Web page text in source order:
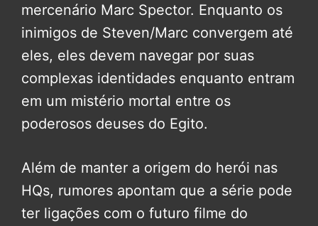
mercenário Marc Spector. Enquanto os
inimigos de Steven/Marc convergem até
eles, eles devem navegar por suas
complexas identidades enquanto entram
em um mistério mortal entre os
poderosos deuses do Egito.
Além de manter a origem do herói nas
HQs, rumores apontam que a série pode
ter ligações com o futuro filme do